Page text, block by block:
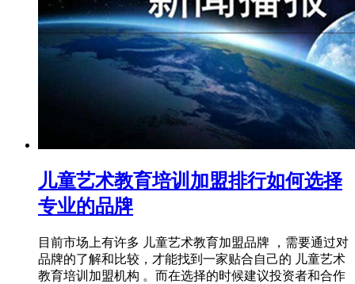
儿童艺术教育培训加盟排行如何选择
专业的品牌
目前市场上有许多 儿童艺术教育加盟品牌 ，需要通过对
品牌的了解和比较，才能找到一家贴合自己的 儿童艺术
教育培训加盟机构 。而在选择的时候建议投资者和合作